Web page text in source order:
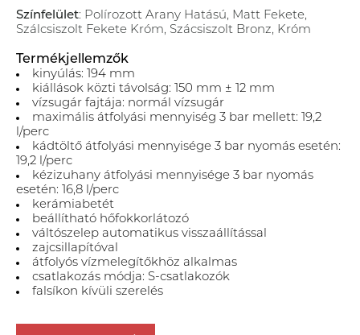
Színfelület: Polírozott Arany Hatású, Matt Fekete,
Szálcsiszolt Fekete Króm, Szácsiszolt Bronz, Króm
Termékjellemzők
kinyúlás: 194 mm
kiállások közti távolság: 150 mm ± 12 mm
vízsugár fajtája: normál vízsugár
maximális átfolyási mennyiség 3 bar mellett: 19,2
l/perc
kádtöltő átfolyási mennyisége 3 bar nyomás esetén:
19,2 l/perc
kézizuhany átfolyási mennyisége 3 bar nyomás
esetén: 16,8 l/perc
kerámiabetét
beállítható hőfokkorlátozó
váltószelep automatikus visszaállítással
zajcsillapítóval
átfolyós vízmelegítőkhöz alkalmas
csatlakozás módja: S-csatlakozók
falsíkon kívüli szerelés